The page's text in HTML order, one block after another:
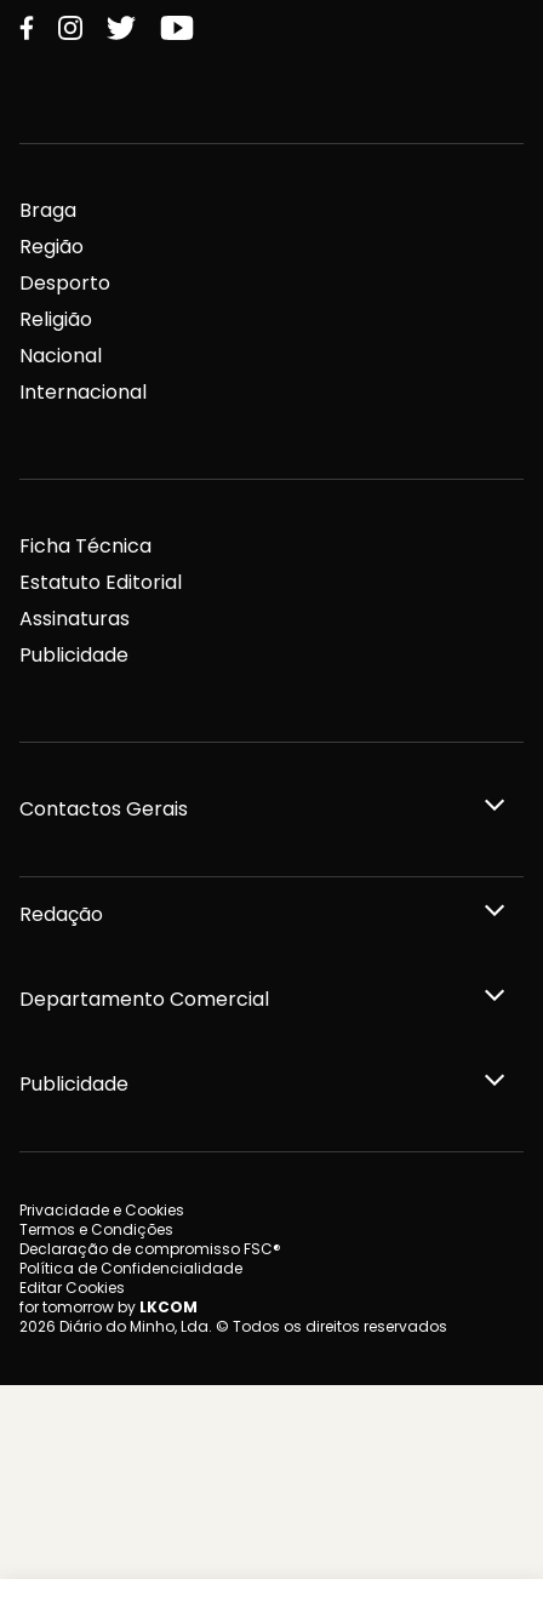
Braga
Região
Desporto
Religião
Nacional
Internacional
Ficha Técnica
Estatuto Editorial
Assinaturas
Publicidade
Contactos Gerais
Redação
Departamento Comercial
Publicidade
Privacidade e Cookies
Termos e Condições
Declaração de compromisso FSC®
Política de Confidencialidade
Editar Cookies
for tomorrow by LKCOM
2026 Diário do Minho, Lda. © Todos os direitos reservados